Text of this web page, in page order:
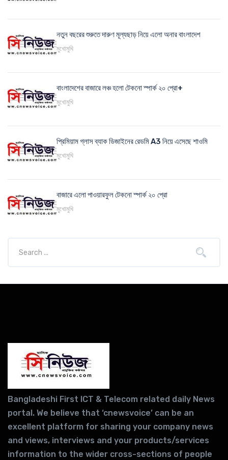
নতুন বছরের শুরুতে দারুণ মূল্যছাড় নিয়ে এলো অনার বাংলাদেশ
মুখোমুখি
বাংলাদেশের বাজারে লঞ্চ হলো টেকনো স্পার্ক ২০ প্রো+
মুখোমুখি
প্রিমিয়াম গ্লাস ব্যাক ডিজাইনের রেডমি A3 নিয়ে এসেছে শাওমি
মুখোমুখি
বাজারে এলো পাওয়ারফুল টেকনো স্পার্ক ২০ প্রো
মুখোমুখি
Bangladeshi First ICT & Telecom related daily News
portal. We believe that ‘cnewsvoice’ can be an
excellent platform for sharing your company news
and views, interviews and your products/services
information to the wider cross-sections of people